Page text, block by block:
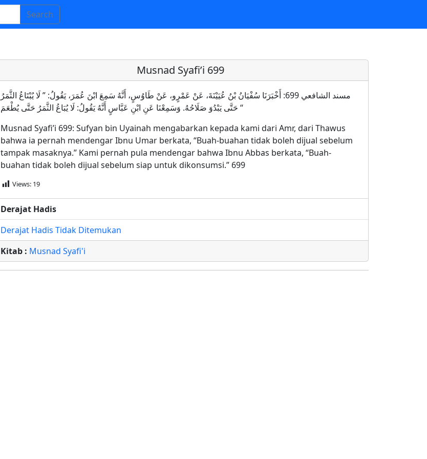
Search
Musnad Syafi’i 699
مسند الشافعي 699: أَخْبَرَنَا سُفْيَانُ بْنُ عُيَيْنَةَ، عَنْ عَمْرٍو، عَنْ طَاوُسٍ، أَنَّهُ سَمِعَ ابْنَ عُمَرَ، يَقُولُ: ” لَا يُبْتَاعُ الثَّمَرُ
حَتَّى يَبْدُوَ صَلَاحُهُ. وَسَمِعْنَا عَنِ ابْنِ عَبَّاسٍ أَنَّهُ يَقُولُ: لَا يُبَاعُ الثَّمَرُ حَتَّى يُطْعَمَ “
Musnad Syafi’i 699: Sufyan bin Uyainah mengabarkan kepada kami dari Amr, dari Thawus
bahwa ia pernah mendengar Ibnu Umar berkata, “Buah-buahan tidak boleh dijual sebelum
tampak masaknya.” Kami pernah pula mendengar bahwa Ibnu Abbas berkata, “Buah-
buahan tidak boleh dijual sebelum siap untuk dikonsumsi.” 699
Views: 19
Derajat Hadis
Derajat Hadis Tidak Ditemukan
Kitab : Musnad Syafi'i